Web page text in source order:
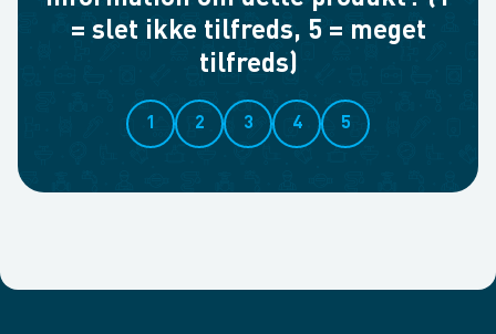
= slet ikke tilfreds, 5 = meget
tilfreds)
1 2 3 4 5